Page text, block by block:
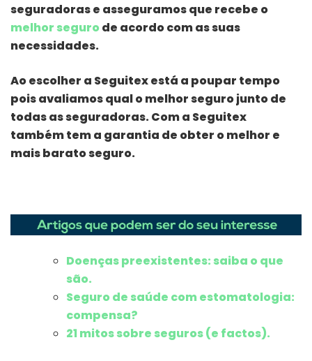
seguradoras e asseguramos que recebe o
melhor seguro de acordo com as suas
necessidades.
Ao escolher a Seguitex está a poupar tempo
pois avaliamos qual o melhor seguro junto de
todas as seguradoras. Com a Seguitex
também tem a garantia de obter o melhor e
mais barato seguro.
Doenças preexistentes: saiba o que
são.
Seguro de saúde com estomatologia:
compensa?
21 mitos sobre seguros (e factos).